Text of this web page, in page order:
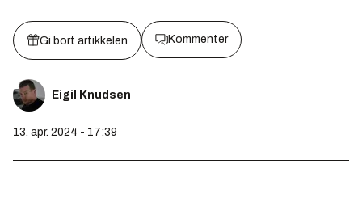
Gi bort artikkelen Kommenter
Eigil Knudsen
13. apr. 2024 - 17:39